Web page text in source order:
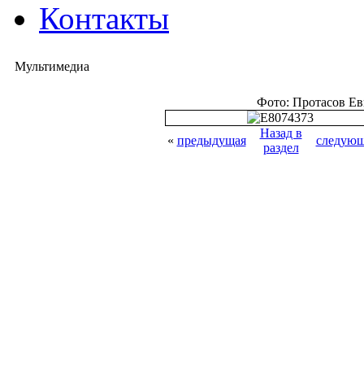
Контакты
Мультимедиа
Фото: Протасов
« предыдущая
Назад в
раздел